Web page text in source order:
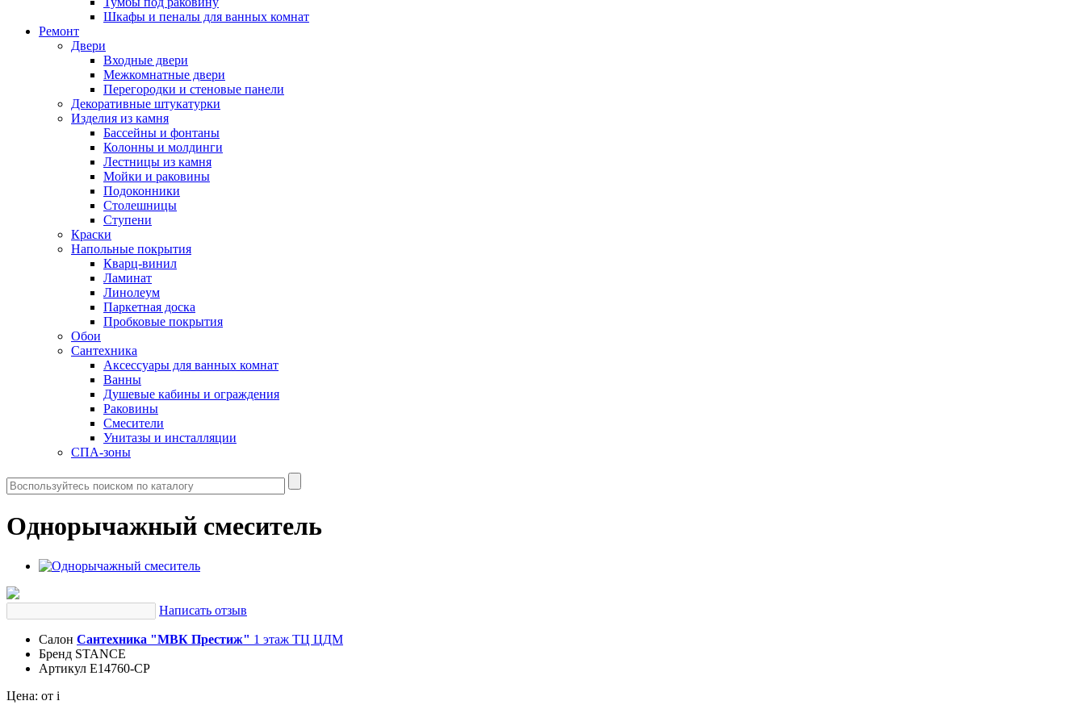
Шкафы и пеналы для ванных комнат
Ремонт
Двери
Входные двери
Межкомнатные двери
Перегородки и стеновые панели
Декоративные штукатурки
Изделия из камня
Бассейны и фонтаны
Колонны и молдинги
Лестницы из камня
Мойки и раковины
Подоконники
Столешницы
Ступени
Краски
Напольные покрытия
Кварц-винил
Ламинат
Линолеум
Паркетная доска
Пробковые покрытия
Обои
Сантехника
Аксессуары для ванных комнат
Ванны
Душевые кабины и ограждения
Раковины
Смесители
Унитазы и инсталляции
СПА-зоны
Однорычажный смеситель
Написать отзыв
Салон Сантехника "МВК Престиж" 1 этаж ТЦ ЦДМ
Бренд STANCE
Артикул E14760-CP
Цена: от i